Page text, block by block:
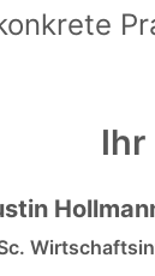
Ihr